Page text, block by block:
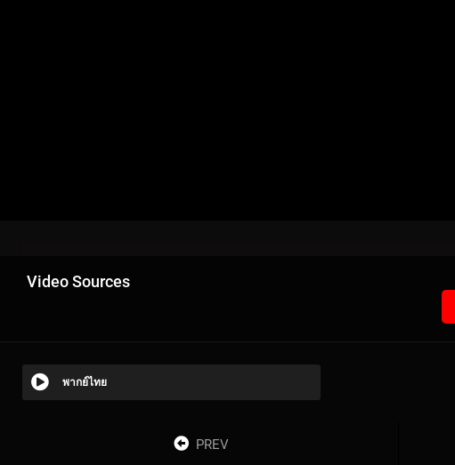
Video Sources
พากย์ไทย
PREV